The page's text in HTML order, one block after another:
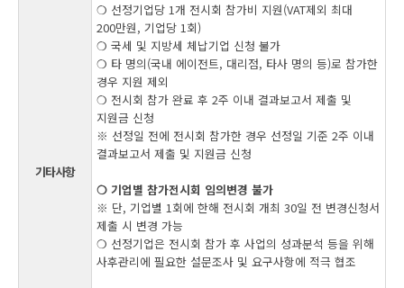
기타사항
❍ 선정기업당 1개 전시회 참가비 지원(VAT제외 최대
200만원, 기업당 1회)
❍ 국세 및 지방세 체납기업 신청 불가
❍ 타 명의(국내 에이전트, 대리점, 타사 명의 등)로 참가한
경우 지원 제외
❍ 전시회 참가 완료 후 2주 이내 결과보고서 제출 및
지원금 신청
※ 선정일 전에 전시회 참가한 경우 선정일 기준 2주 이내
결과보고서 제출 및 지원금 신청
❍ 기업별 참가전시회 임의변경 불가
※ 단, 기업별 1회에 한해 전시회 개최 30일 전 변경신청서
제출 시 변경 가능
❍ 선정기업은 전시회 참가 후 사업의 성과분석 등을 위해
사후관리에 필요한 설문조사 및 요구사항에 적극 협조